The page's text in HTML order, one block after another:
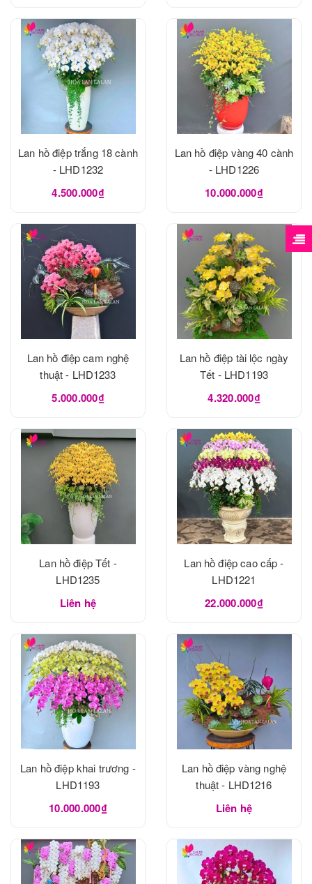
Lan hồ điệp trắng 18 cành
- LHD1232
4.500.000₫
Lan hồ điệp vàng 40 cành
- LHD1226
10.000.000₫
Lan hồ điệp cam nghệ
thuật - LHD1233
5.000.000₫
Lan hồ điệp tài lộc ngày
Tết - LHD1193
4.320.000₫
Lan hồ điệp Tết -
LHD1235
Liên hệ
Lan hồ điệp cao cấp -
LHD1221
22.000.000₫
Lan hồ điệp khai trương -
LHD1193
10.000.000₫
Lan hồ điệp vàng nghệ
thuật - LHD1216
Liên hệ